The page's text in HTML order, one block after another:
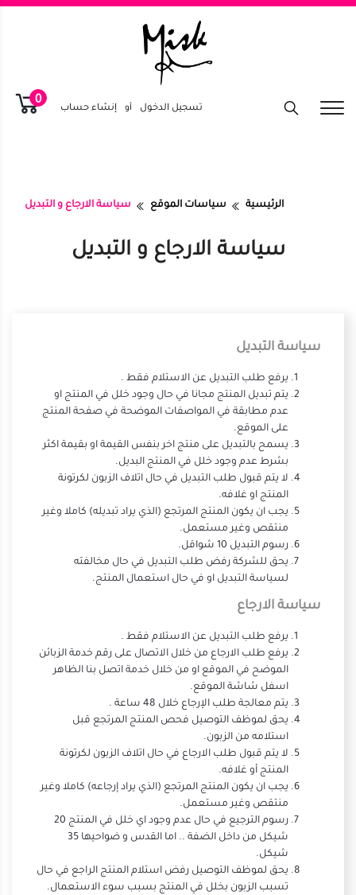
تسجيل الدخول أو إنشاء حساب
0
الرئيسية سياسات الموقع سياسة الارجاع و التبديل
سياسة الارجاع و التبديل
سياسة التبديل
يرفع طلب التبديل عن الاستلام فقط .
يتم تبديل المنتج مجانا في حال وجود خلل في المنتج او
عدم مطابقة في المواصفات الموضحة في صفحة المنتج
على الموقع.
يسمح بالتبديل على منتج اخر بنفس القيمة او بقيمة اكثر
بشرط عدم وجود خلل في المنتج البديل.
لا يتم قبول طلب التبديل في حال اتلاف الزبون لكرتونة
المنتج او غلافه.
يجب ان يكون المنتج المرتجع (الذي يراد تبديله) كاملا وغير
منتقص وغير مستعمل.
رسوم التبديل 10 شواقل
.
يحق للشركة رفض طلب التبديل في حال مخالفته
لسياسة التبديل او في حال استعمال المنتج.
سياسة الارجاع
يرفع طلب التبديل عن الاستلام فقط .
يرفع طلب الارجاع من خلال الاتصال على رقم خدمة الزبائن
الموضح في الموقع او من خلال خدمة اتصل بنا الظاهر
اسفل شاشة الموقع.
يتم معالجة طلب الإرجاع خلال 48 ساعة .
يحق لموظف التوصيل فحص المنتج المرتجع قبل
استلامه من الزبون.
لا يتم قبول طلب الارجاع في حال اتلاف الزبون لكرتونة
المنتج أو غلافه.
يجب ان يكون المنتج المرتجع (الذي يراد إرجاعه) كاملا وغير
منتقص وغير مستعمل.
رسوم الترجيع في حال عدم وجود اي خلل في المنتج 20
شيكل من داخل الضفة .. اما القدس و ضواحيها 35
شيكل.
يحق لموظف التوصيل رفض استلام المنتج الراجع في حال
تسبب الزبون بخلل في المنتج بسبب سوء الاستعمال.